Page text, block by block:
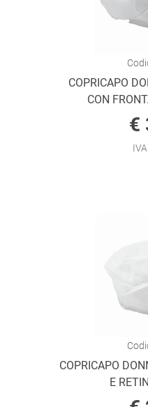
COPRICAPO
CON
€
COPRICAPO
E